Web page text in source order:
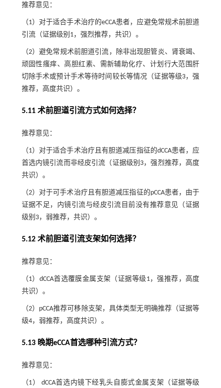
推荐意见：
（1）对于适合手术治疗的eCCA患者，应避免常规术前胆道
引流（证据级别1，强烈推荐，共识）。
（2）避免常规术前胆道引流，除非出现胆管炎、肾衰竭、
顽固性瘙痒、高胆红素、需新辅助化疗、计划行大范围肝
切除手术或预计手术等待时间较长等情况（证据等级3，强
推荐，高度共识）。
5.11 术前胆道引流方式如何选择？
推荐意见：
（1）对于适合手术治疗且有胆道减压指征的dCCA患者，应
首选内镜引流而非经皮引流（证据级别3，强烈推荐，高度
共识）。
（2）对于可手术治疗且有胆道减压指征的pCCA患者，由于
证据不足，内镜引流与经皮引流目前没有推荐意见（证据
级别3，弱推荐，共识）。
5.12 术前胆道引流支架如何选择？
推荐意见：
（1）dCCA首选覆膜金属支架（证据等级1，强推荐，高度
共识）。
（2）pCCA推荐可移除支架，具体类型无明确推荐（证据等
级4，弱推荐，高度共识）。
5.13 晚期eCCA首选哪种引流方式？
推荐意见：
（1） dCCA首选内镜下经乳头自膨式金属支架（证据等级